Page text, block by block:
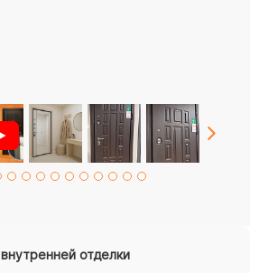
отделки